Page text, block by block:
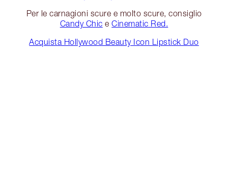
Per le carnagioni scure e molto scure, consiglio
Candy Chic eCinematic Red.
Acquista Hollywood Beauty Icon Lipstick Duo